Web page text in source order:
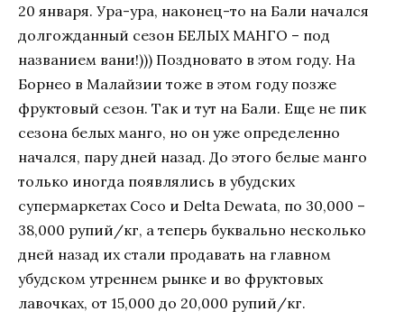
20 января. Ура-ура, наконец-то на Бали начался
долгожданный сезон БЕЛЫХ МАНГО – под
названием вани!))) Поздновато в этом году. На
Борнео в Малайзии тоже в этом году позже
фруктовый сезон. Так и тут на Бали. Еще не пик
сезона белых манго, но он уже определенно
начался, пару дней назад. До этого белые манго
только иногда появлялись в убудских
супермаркетах Coco и Delta Dewata, по 30,000 –
38,000 рупий/кг, а теперь буквально несколько
дней назад их стали продавать на главном
убудском утреннем рынке и во фруктовых
лавочках, от 15,000 до 20,000 рупий/кг.